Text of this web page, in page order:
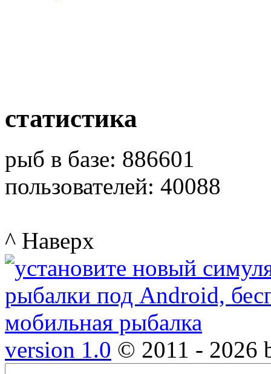
статистика
рыб в базе: 886601
пользователей: 40088
^ Наверх
version 1.0 © 2011 - 2026